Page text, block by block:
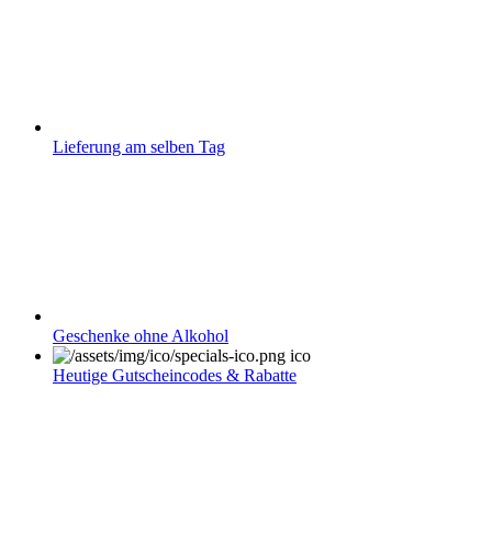
Lieferung am selben Tag
Geschenke ohne Alkohol
Heutige Gutscheincodes & Rabatte